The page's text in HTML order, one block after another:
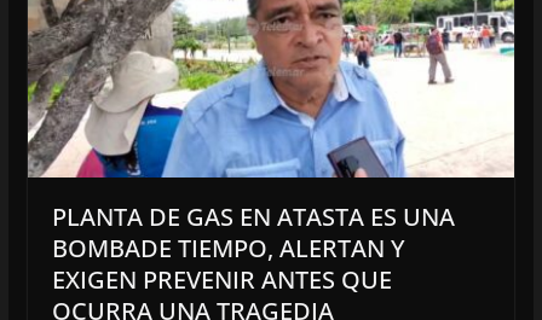
PLANTA DE GAS EN ATASTA ES UNA
BOMBADE TIEMPO, ALERTAN Y
EXIGEN PREVENIR ANTES QUE
OCURRA UNA TRAGEDIA